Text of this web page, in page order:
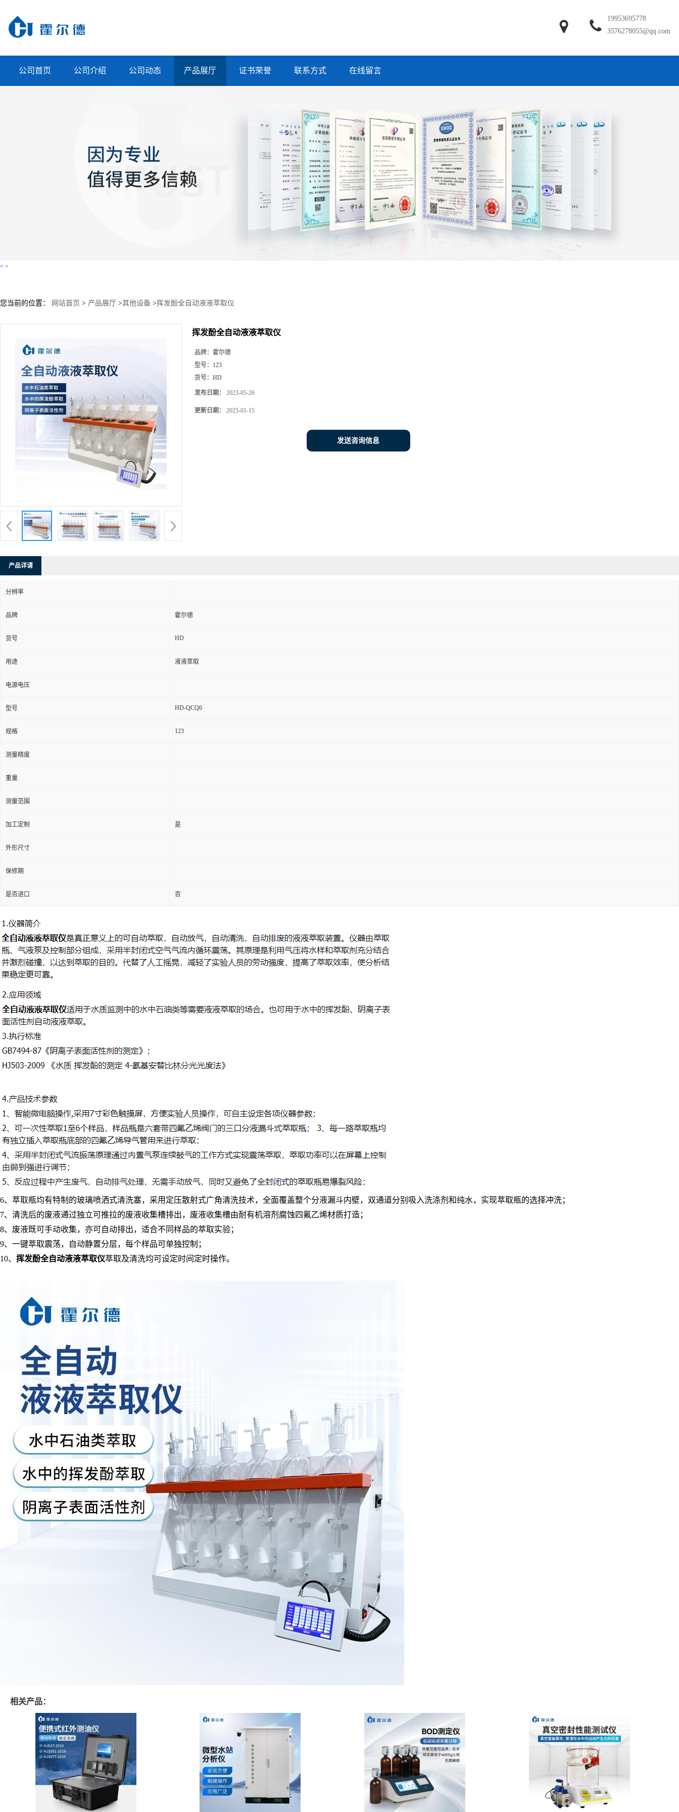
19953695778
3576278055@qq.com
公司首页 公司介绍 公司动态 产品展厅 证书荣誉 联系方式 在线留言
< >
您当前的位置： 网站首页 > 产品展厅 >其他设备 >挥发酚全自动液液萃取仪
挥发酚全自动液液萃取仪
品牌： 霍尔德
型号： 123
货号： HD
发布日期： 2023-05-26
更新日期： 2025-01-15
发送咨询信息
产品详请
分辨率
品牌 霍尔德
货号 HD
用途 液液萃取
电源电压
型号 HD-QCQ6
规格 123
测量精度
重量
测量范围
加工定制 是
外形尺寸
保修期
是否进口 否
6、萃取瓶均有特制的玻璃喷洒式清洗塞，采用定压散射式广角清洗技术，全面覆盖整个分液漏斗内壁，双通道分别吸入洗涤剂和纯水，实现萃取瓶的选择冲洗；
7、清洗后的废液通过独立可推拉的废液收集槽排出，废液收集槽由耐有机溶剂腐蚀四氟乙烯材质打造；
8、废液既可手动收集，亦可自动排出，适合不同样品的萃取实验；
9、一键萃取震荡，自动静置分层，每个样品可单独控制；
10、 挥发酚全自动液液萃取仪萃取及清洗均可设定时间定时操作。
相关产品：